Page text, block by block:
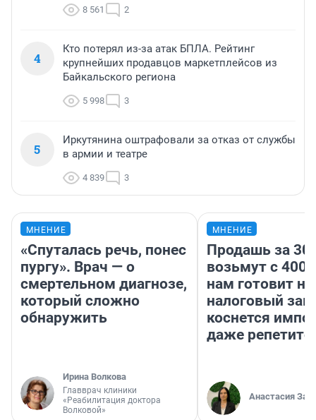
8 561 2
4
Кто потерял из-за атак БПЛА. Рейтинг
крупнейших продавцов маркетплейсов из
Байкальского региона
5 998 3
5
Иркутянина оштрафовали за отказ от службы
в армии и театре
4 839 3
МНЕНИЕ
«Спуталась речь, понес
пургу». Врач — о
смертельном диагнозе,
который сложно
обнаружить
Ирина Волкова
Главврач клиники
«Реабилитация доктора
Волковой»
МНЕНИЕ
Продашь за
возьмут с
нам готовит
налоговый
коснется
даже
Анастасия